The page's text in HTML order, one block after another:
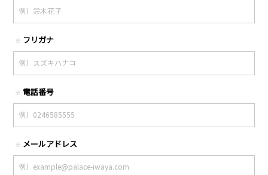
※ フリガナ
※ 電話番号
※ メールアドレス